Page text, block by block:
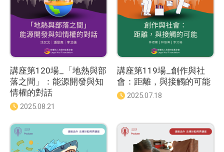
講座第120場_「地熱與部
落之間」：能源開發與知
情權的對話
發
日
期
：
2025.08.21
講座第119場_創作與社
會：距離，與接觸的可能
發
期
：
2025.07.18